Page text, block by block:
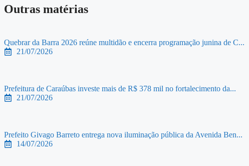
Outras matérias
Quebrar da Barra 2026 reúne multidão e encerra programação junina de C...
21/07/2026
Prefeitura de Caraúbas investe mais de R$ 378 mil no fortalecimento da...
21/07/2026
Prefeito Givago Barreto entrega nova iluminação pública da Avenida Ben...
14/07/2026